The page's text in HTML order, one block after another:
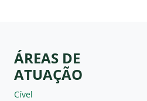
ÁREAS DE
ATUAÇÃO
Cível